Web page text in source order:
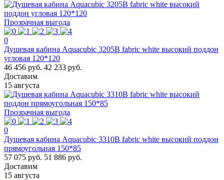
Прозрачная выгода
0
Душевая кабина Aquacubic 3205B fabric white высокий поддон
угловая 120*120
46 456 руб. 42 233 руб.
Доставим
15 августа
Прозрачная выгода
0
Душевая кабина Aquacubic 3310B fabric white высокий поддон
прямоугольная 150*85
57 075 руб. 51 886 руб.
Доставим
15 августа